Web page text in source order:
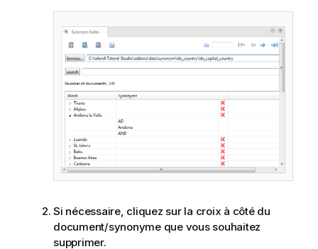
Si nécessaire, cliquez sur la croix à côté du
document/synonyme que vous souhaitez
supprimer.